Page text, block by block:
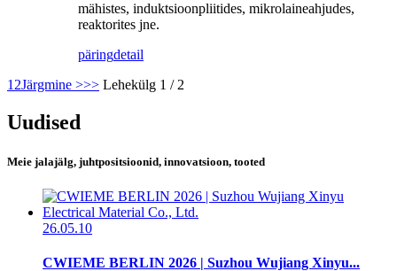
mähistes, induktsioonpliitides, mikrolaineahjudes,
reaktorites jne.
päringdetail
12Järgmine >>> Lehekülg 1 / 2
Uudised
Meie jalajälg, juhtpositsioonid, innovatsioon, tooted
26.05.10
CWIEME BERLIN 2026 | Suzhou Wujiang Xinyu...